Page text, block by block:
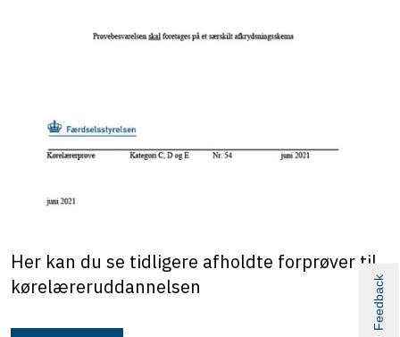
Her kan du se tidligere afholdte forprøver til
kørelæreruddannelsen
Feedback